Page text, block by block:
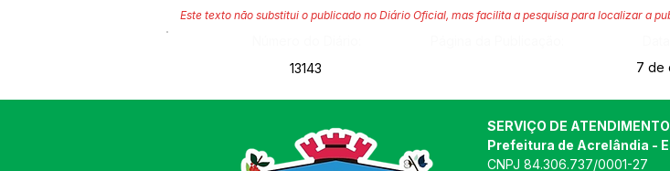
Este texto não substitui o publicado no Diário Oficial, mas facilita a pesquisa para localizar a
13143
7 de
SERVIÇO DE
Prefeitura de Acrelândia -
CNPJ 84.306.737/0001-27